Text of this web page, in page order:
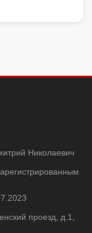
Николаевич
проезд, д.1,